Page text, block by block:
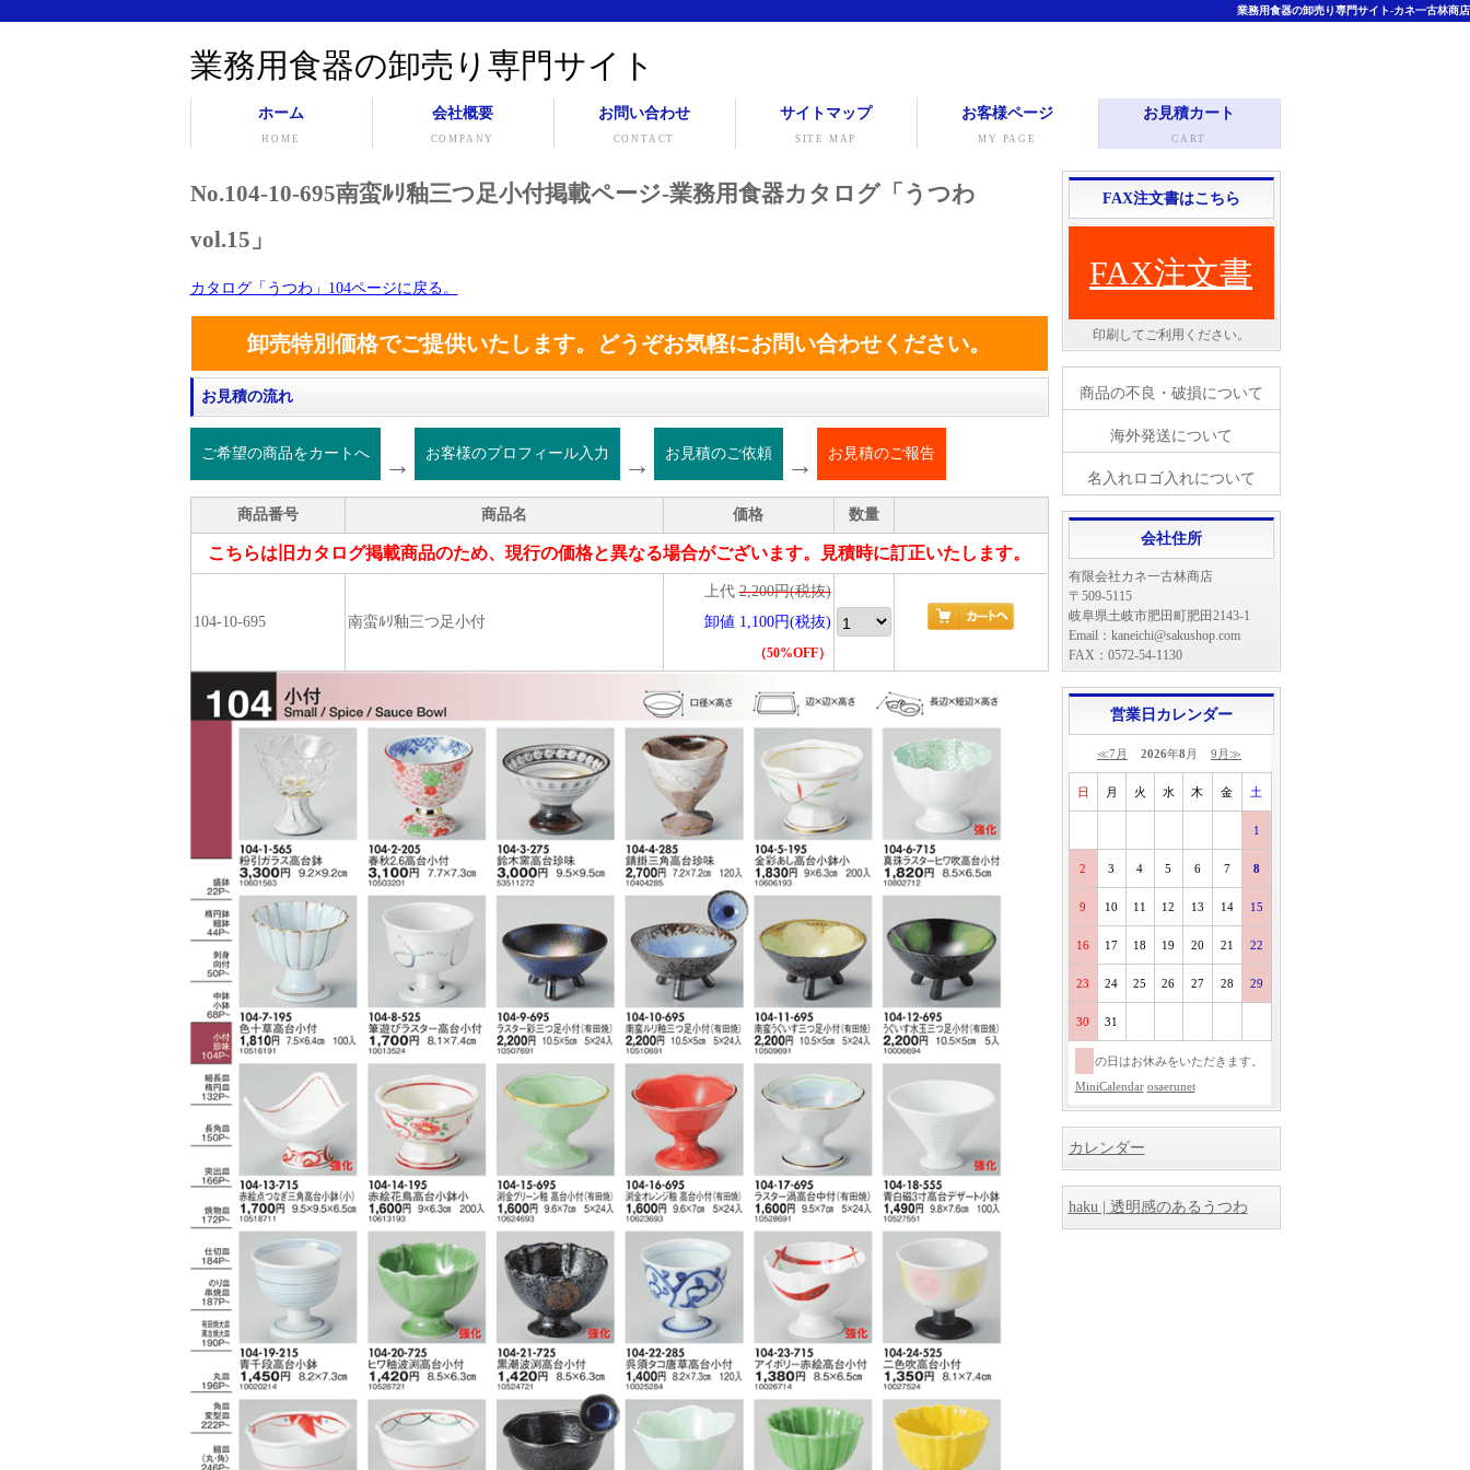
業務用食器の卸売り専門サイト-カネ一古林商店
業務用食器の卸売り専門サイト
ホーム
HOME
会社概要
COMPANY
お問い合わせ
CONTACT
サイトマップ
SITE MAP
お客様ページ
MY PAGE
お見積カート
CART
No.104-10-695南蛮ﾙﾘ釉三つ足小付掲載ページ-業務用食器カタログ「うつわ
vol.15」
カタログ「うつわ」104ページに戻る。
卸売特別価格でご提供いたします。どうぞお気軽にお問い合わせください。
お見積の流れ
ご希望の商品をカートへ → お客様のプロフィール入力 → お見積のご依頼 → お見積のご報告
商品番号 商品名 価格 数量
こちらは旧カタログ掲載商品のため、現行の価格と異なる場合がございます。見積時に訂正いたします。
104-10-695 南蛮ﾙﾘ釉三つ足小付
上代2,200円(税抜)
卸値 1,100円(税抜)
（50%OFF）
FAX注文書はこちら
FAX注文書
印刷してご利用ください。
商品の不良・破損について
海外発送について
名入れロゴ入れについて
会社住所
有限会社カネ一古林商店
〒509-5115
岐阜県土岐市肥田町肥田2143-1
Email：kaneichi@sakushop.com
FAX：0572-54-1130
営業日カレンダー
≪7月 2026年8 月 9月≫
日 月 火 水 木 金 土
1
2 3 4 5 6 7 8
9 10 11 12 13 14 15
16 17 18 19 20 21 22
23 24 25 26 27 28 29
30 31
の日はお休みをいただきます。
MiniCalendar osaerunet
カレンダー
haku | 透明感のあるうつわ